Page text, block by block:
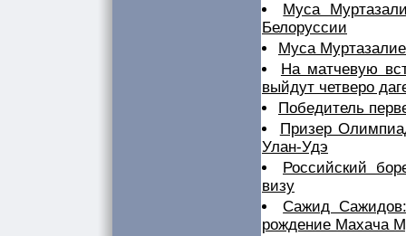
Муса
Белоруссии
Муса
На матчевую
выйдут четверо
Победитель
Призер
Улан-Удэ
Российский
визу
Сажид
рождение Махача